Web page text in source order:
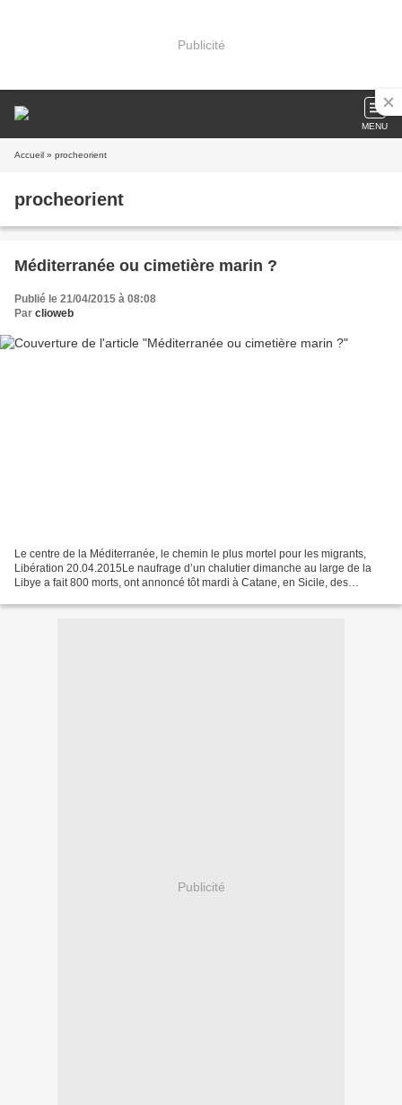
Publicité
MENU
Accueil » procheorient
procheorient
Méditerranée ou cimetière marin ?
Publié le 21/04/2015 à 08:08
Par clioweb
Le centre de la Méditerranée, le chemin le plus mortel pour les migrants,
Libération 20.04.2015Le naufrage d’un chalutier dimanche au large de la
Libye a fait 800 morts, ont annoncé tôt mardi à Catane, en Sicile, des
http://www.liberation.fr/monde/2015/04/21/800-personnes-sont-mortes-
Publicité